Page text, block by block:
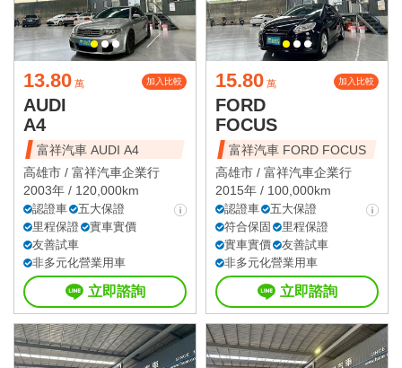
13.80 萬 加入比較
AUDI
A4
富祥汽車 AUDI A4
高雄市 / 富祥汽車企業行
2003年 / 120,000km
認證車
五大保證
里程保證
實車實價
友善試車
非多元化營業用車
立即諮詢
15.80 萬 加入比較
FORD
FOCUS
富祥汽車 FORD FOCUS
高雄市 / 富祥汽車企業行
2015年 / 100,000km
認證車
五大保證
符合保固
里程保證
實車實價
友善試車
非多元化營業用車
立即諮詢